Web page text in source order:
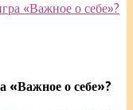
«Важное о себе»?
«Важное о себе»?